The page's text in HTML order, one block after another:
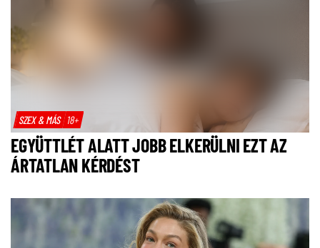
SZEX & MÁS 18+
EGYÜTTLÉT ALATT JOBB ELKERÜLNI EZT AZ
ÁRTATLAN KÉRDÉST